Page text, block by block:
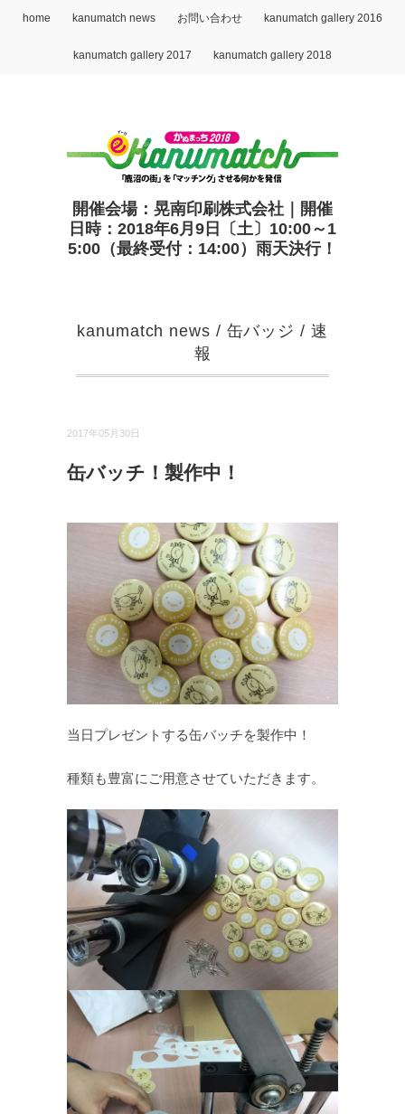
home kanumatch news お問い合わせ kanumatch gallery 2016
kanumatch gallery 2017 kanumatch gallery 2018
開催会場：晃南印刷株式会社｜開催
日時：2018年6月9日〔土〕10:00～1
5:00（最終受付：14:00）雨天決行！
kanumatch news / 缶バッジ / 速
報
2017年05月30日
缶バッチ！製作中！
当日プレゼントする缶バッチを製作中！
種類も豊富にご用意させていただきます。